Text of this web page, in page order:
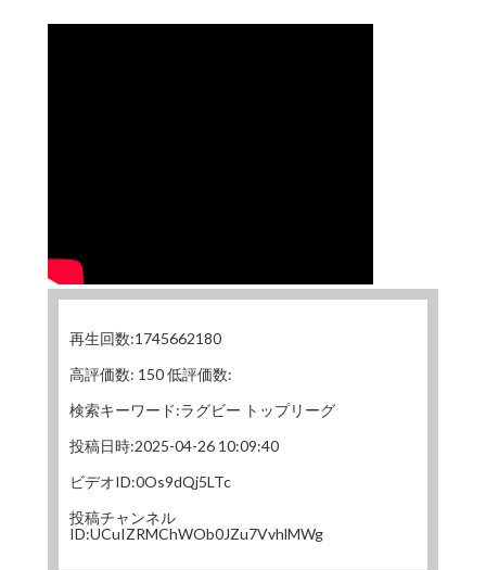
再生回数:1745662180
高評価数: 150 低評価数:
検索キーワード:ラグビー トップリーグ
投稿日時:2025-04-26 10:09:40
ビデオID:0Os9dQj5LTc
投稿チャンネル
ID:UCuIZRMChWOb0JZu7VvhlMWg